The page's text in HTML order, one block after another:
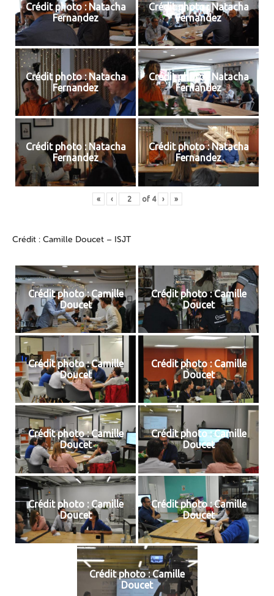
Crédit photo : Natacha
Fernandez
Crédit photo : Natacha
Fernandez
Crédit photo : Natacha
Fernandez
Crédit photo : Natacha
Fernandez
Crédit photo : Natacha
Fernandez
Crédit photo : Natacha
Fernandez
« ‹ of 4 › »
Crédit : Camille Doucet – ISJT
Crédit photo : Camille
Doucet
Crédit photo : Camille
Doucet
Crédit photo : Camille
Doucet
Crédit photo : Camille
Doucet
Crédit photo : Camille
Doucet
Crédit photo : Camille
Doucet
Crédit photo : Camille
Doucet
Crédit photo : Camille
Doucet
Crédit photo : Camille
Doucet